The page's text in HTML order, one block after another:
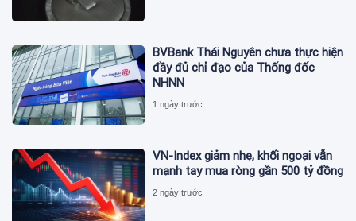
BVBank Thái Nguyên chưa thực hiện
đầy đủ chỉ đạo của Thống đốc
NHNN
1 ngày trước
VN-Index giảm nhẹ, khối ngoại vẫn
mạnh tay mua ròng gần 500 tỷ đồng
2 ngày trước